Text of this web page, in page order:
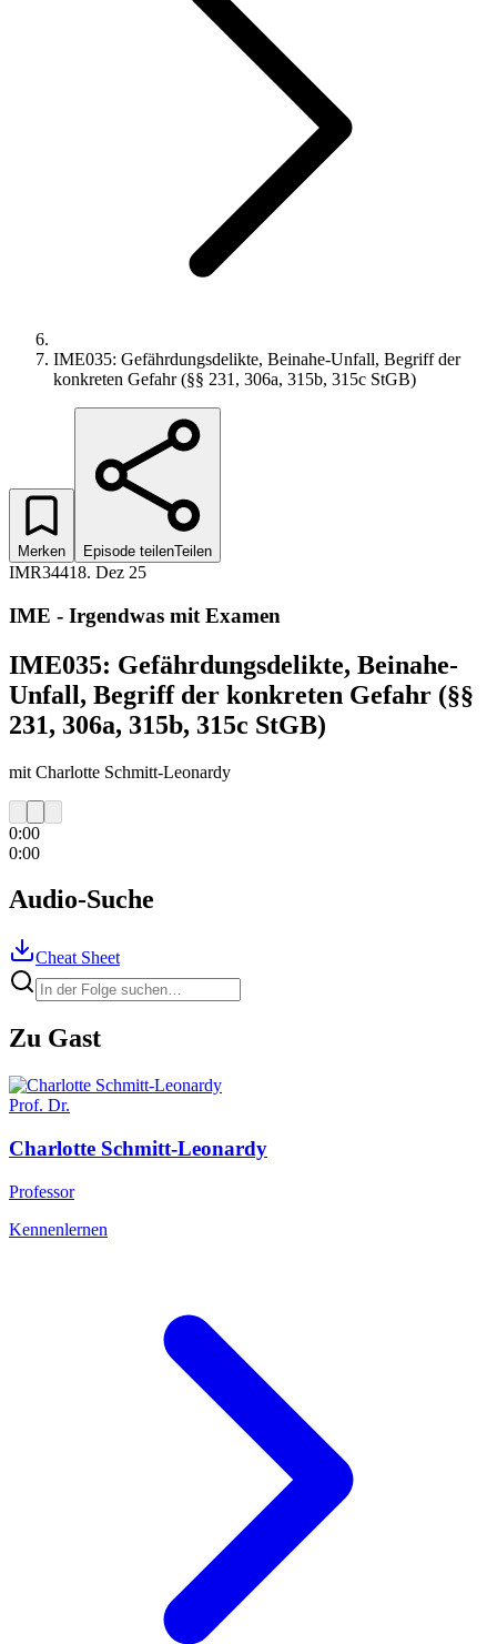
IME035: Gefährdungsdelikte, Beinahe-Unfall, Begriff der
konkreten Gefahr (§§ 231, 306a, 315b, 315c StGB)
Merken Episode teilenTeilen
IMR34418. Dez 25
IME - Irgendwas mit Examen
IME035: Gefährdungsdelikte, Beinahe-
Unfall, Begriff der konkreten Gefahr (§§
231, 306a, 315b, 315c StGB)
mit Charlotte Schmitt-Leonardy
0:00
0:00
Audio-Suche
Cheat Sheet
Zu Gast
Prof. Dr.
Charlotte Schmitt-Leonardy
Professor
Kennenlernen